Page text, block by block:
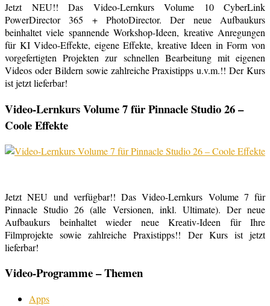
Jetzt NEU!! Das Video-Lernkurs Volume 10 CyberLink
PowerDirector 365 + PhotoDirector. Der neue Aufbaukurs
beinhaltet viele spannende Workshop-Ideen, kreative Anregungen
für KI Video-Effekte, eigene Effekte, kreative Ideen in Form von
vorgefertigten Projekten zur schnellen Bearbeitung mit eigenen
Videos oder Bildern sowie zahlreiche Praxistipps u.v.m.!! Der Kurs
ist jetzt lieferbar!
Video-Lernkurs Volume 7 für Pinnacle Studio 26 –
Coole Effekte
Jetzt NEU und verfügbar!! Das Video-Lernkurs Volume 7 für
Pinnacle Studio 26 (alle Versionen, inkl. Ultimate). Der neue
Aufbaukurs beinhaltet wieder neue Kreativ-Ideen für Ihre
Filmprojekte sowie zahlreiche Praxistipps!! Der Kurs ist jetzt
lieferbar!
Video-Programme – Themen
Apps